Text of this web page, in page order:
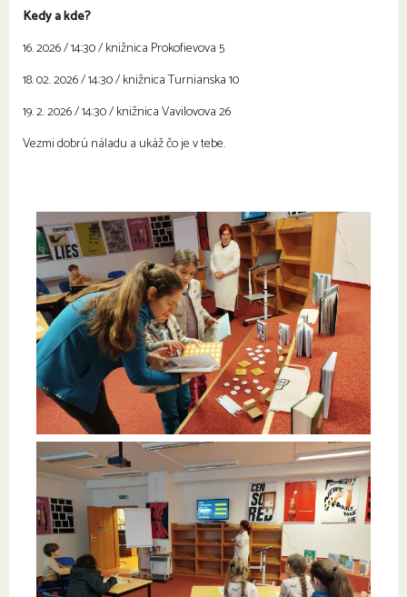
Kedy a kde?
16. 2026 / 14:30 / knižnica Prokofievova 5
18. 02. 2026 / 14:30 / knižnica Turnianska 10
19. 2. 2026 / 14:30 / knižnica Vavilovova 26
Vezmi dobrú náladu a ukáž čo je v tebe.